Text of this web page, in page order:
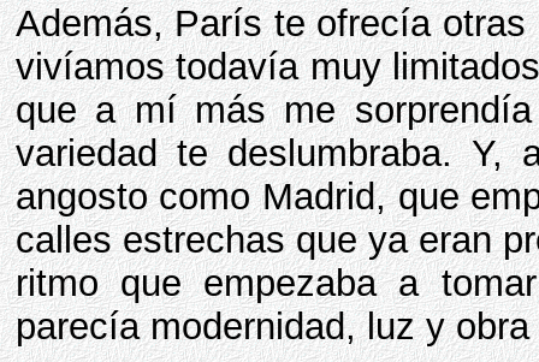
Además, París te ofrecía
vivíamos todavía muy
que a mí más me
variedad te deslumbraba. Y,
angosto como Madrid, que
calles estrechas que ya eran
ritmo que empezaba a
parecía modernidad, luz y